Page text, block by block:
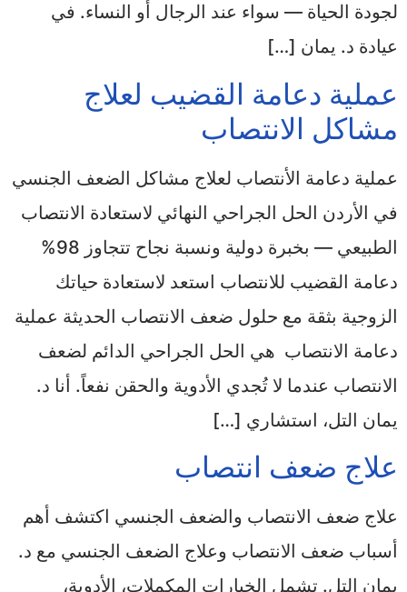
لجودة الحياة — سواء عند الرجال أو النساء. في
عيادة د. يمان […]
عملية دعامة القضيب لعلاج
مشاكل الانتصاب
عملية دعامة الأنتصاب لعلاج مشاكل الضعف الجنسي
في الأردن الحل الجراحي النهائي لاستعادة الانتصاب
الطبيعي — بخبرة دولية ونسبة نجاح تتجاوز 98%
دعامة القضيب للانتصاب استعد لاستعادة حياتك
الزوجية بثقة مع حلول ضعف الانتصاب الحديثة عملية
دعامة الانتصاب هي الحل الجراحي الدائم لضعف
الانتصاب عندما لا تُجدي الأدوية والحقن نفعاً. أنا د.
يمان التل، استشاري […]
علاج ضعف انتصاب
علاج ضعف الانتصاب والضعف الجنسي اكتشف أهم
أسباب ضعف الانتصاب وعلاج الضعف الجنسي مع د.
يمان التل. تشمل الخيارات المكملات، الأدوية،